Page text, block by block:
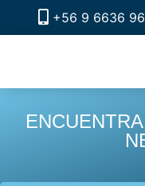
+56 9 6636